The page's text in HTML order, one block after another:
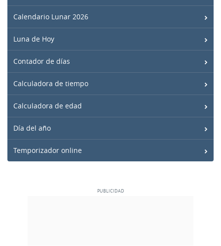
Calendario Lunar 2026
Luna de Hoy
Contador de días
Calculadora de tiempo
Calculadora de edad
Día del año
Temporizador online